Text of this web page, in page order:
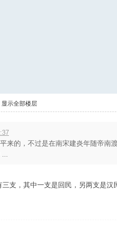
显示全部楼层
来的，不过是在南宋建炎年随帝南
支，其中一支是回民，另两支是